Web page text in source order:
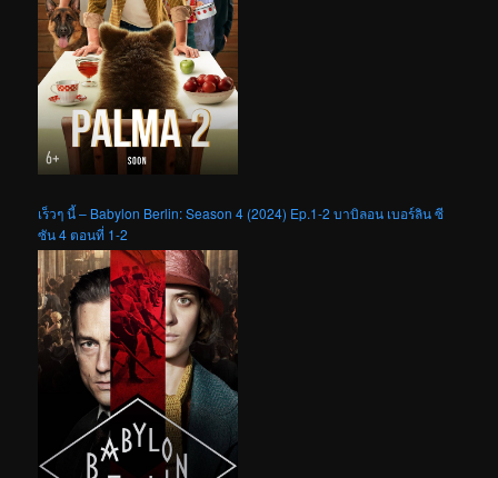
เร็วๆ นี้ – Babylon Berlin: Season 4 (2024) Ep.1-2 บาบิลอน เบอร์ลิน ซี
ซัน 4 ตอนที่ 1-2